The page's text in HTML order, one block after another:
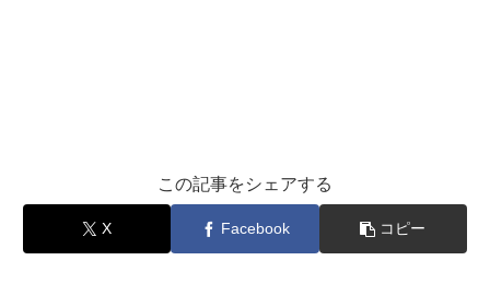
この記事をシェアする
X Facebook コピー